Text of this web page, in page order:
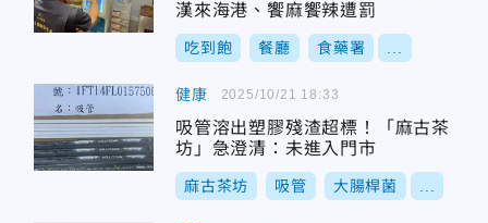
漢來海港、饗麻饗辣遭罰
吃到飽 餐廳 食藥署
健康
吸管溶出塑膠殘渣超標！「麻古茶
坊」急澄清：未進入門市
麻古茶坊 吸管 大腸桿菌
2025/10/21 18:33